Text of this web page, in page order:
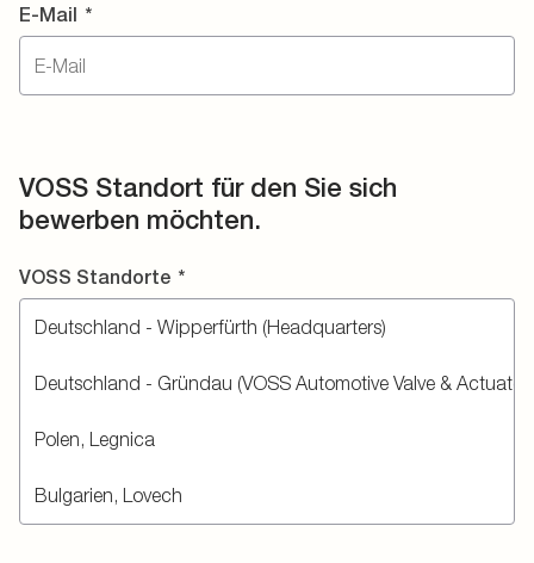
E-Mail *
VOSS Standort für den Sie sich
bewerben möchten.
VOSS Standorte *